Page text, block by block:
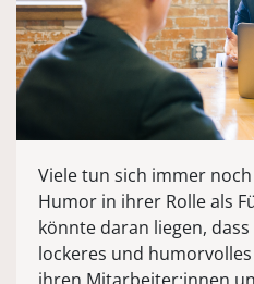
Viele tun sich immer
Humor in ihrer Rolle als
könnte daran liegen,
lockeres und